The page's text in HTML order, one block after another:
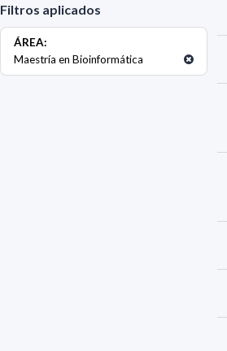
Filtros aplicados
ÁREA:
Maestría en Bioinformática